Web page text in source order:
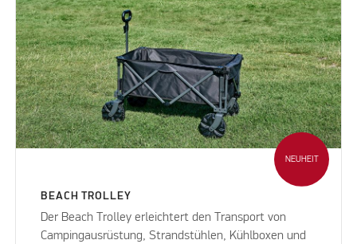
NEUHEIT
BEACH TROLLEY
Der Beach Trolley erleichtert den Transport von
Campingausrüstung, Strandstühlen, Kühlboxen und